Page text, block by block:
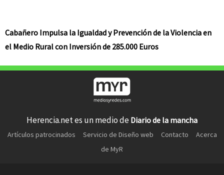
Cabañero Impulsa la Igualdad y Prevención de la Violencia en
el Medio Rural con Inversión de 285.000 Euros
Herencia.net es un medio de Diario de la mancha
Artículos patrocinados Servicio de Diseño web Contacto
Acerca
de MyR